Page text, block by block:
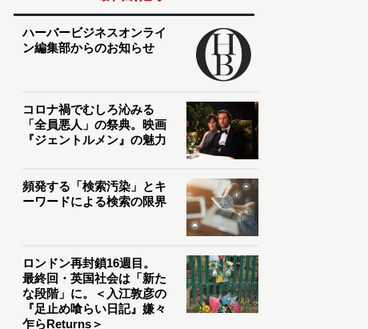
ハーバービジネスオンライ
ン編集部からのお知らせ
コロナ禍でむしろ沁みる
「全員悪人」の祭典。映画
『ジェントルメン』の魅力
頻発する「検索汚染」とキ
ーワードによる検索の限界
ロンドン再封鎖16週目。
最終回・英国社会は「新た
な段階」に。＜入江敦彦の
『足止め喰らい日記』嫌々
乍らReturns＞